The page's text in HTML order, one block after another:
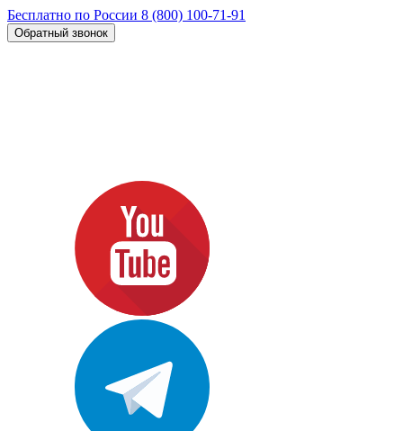
Бесплатно по России 8 (800) 100-71-91
Обратный звонок